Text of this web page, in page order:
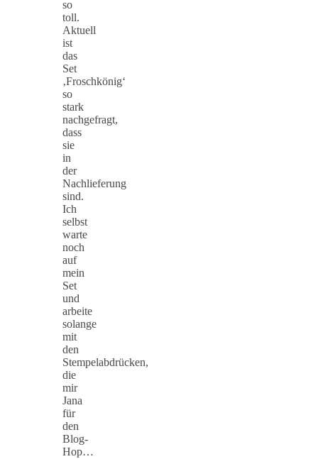
so
toll.
Aktuell
ist
das
Set
‚Froschkönig‘
so
stark
nachgefragt,
dass
sie
in
der
Nachlieferung
sind.
Ich
selbst
warte
noch
auf
mein
Set
und
arbeite
solange
mit
den
Stempelabdrücken,
die
mir
Jana
für
den
Blog-
Hop…